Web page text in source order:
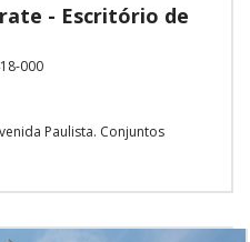
- Escritório de
000
Paulista. Conjuntos